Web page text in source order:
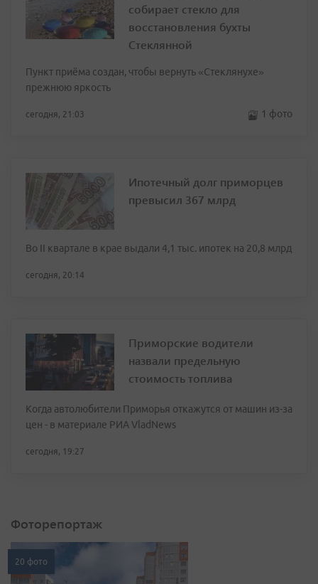
собирает стекло для
восстановления бухты
Стеклянной
Пункт приёма создан, чтобы вернуть «Стеклянухе»
прежнюю яркость
сегодня, 21:03 1 фото
Ипотечный долг приморцев
превысил 367 млрд
Во II квартале в крае выдали 4,1 тыс. ипотек на 20,8 млрд
сегодня, 20:14
Приморские водители
назвали предельную
стоимость топлива
Когда автолюбители Приморья откажутся от машин из-за
цен - в материале РИА VladNews
сегодня, 19:27
Фоторепортаж
20 фото